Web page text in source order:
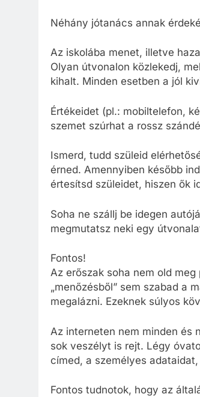
Néhány jótanács annak
Az iskolába menet, illetve
Olyan útvonalon közlekedj,
kihalt. Minden esetben a jól
Értékeidet (pl.: mobiltelefon,
szemet szúrhat a rossz
Ismerd, tudd szüleid
érned. Amennyiben később
értesítsd szüleidet, hiszen ők
Soha ne szállj be idegen
megmutatsz neki egy
Fontos!
Az erőszak soha nem old
„menőzésből” sem szabad a
megalázni. Ezeknek súlyos
Az interneten nem minden és
sok veszélyt is rejt. Légy
címed, a személyes
Fontos tudnotok, hogy az